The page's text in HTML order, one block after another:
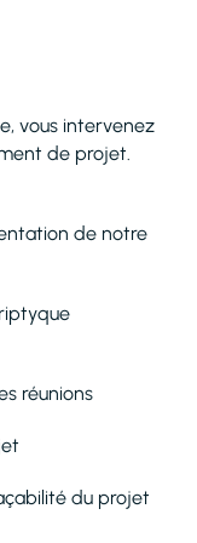
vous intervenez
de projet.
de notre
réunions
du projet